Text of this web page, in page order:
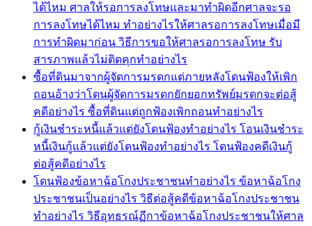
ได้ไหม ศาลให้รอการลงโทษและมาทำผิดอีกศาลจะรอ
การลงโทษได้ไหม ทำอย่างไรให้ศาลรอการลงโทษเมื่อมี
การทำผิดมาก่อน วิธีการขอให้ศาลรอการลงโทษ รับ
สารภาพแล้วไม่ติดคุกทำอย่างไร
ซื้อที่ดินมาจากผู้จัดการมรดกแต่ภายหลังโดนฟ้องให้เพิก
ถอนอ้างว่าโดนผู้จัดการมรดกยักยอกทรัพย์มรดกจะต่อสู้
คดีอย่างไร ซื้อที่ดินแต่ถูกฟ้องเพิกถอนทำอย่างไร
กู้เงินชำระหนี้แล้วแต่ยังโดนฟ้องทำอย่างไร โอนเงินชำระ
หนี้เงินกู้แล้วแต่ยังโดนฟ้องทำอย่างไร โดนฟ้องคดีเงินกู้
ต่อสู้คดีอย่างไร
โดนฟ้องข้อหาฉ้อโกงประชาชนทำอย่างไร ข้อหาฉ้อโกง
ประชาชนเป็นอย่างไร วิธีต่อสู้คดีข้อหาฉ้อโกงประชาชน
ทำอย่างไร วิธีอุทธรณ์ฏีกาข้อหาฉ้อโกงประชาชนให้ศาล